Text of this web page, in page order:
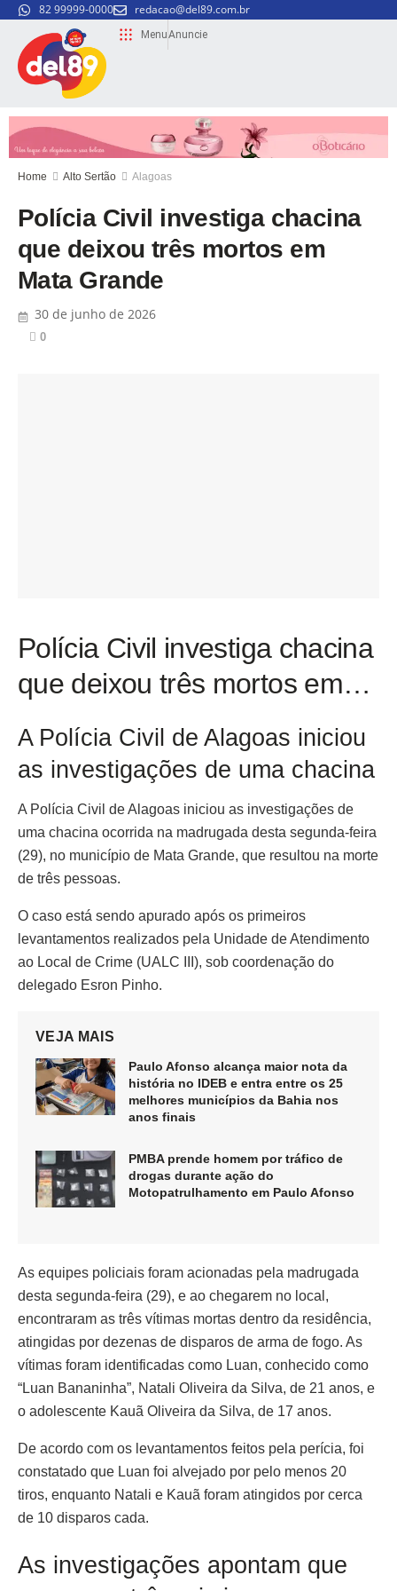
82 99999-0000 redacao@del89.com.br
MenuAnuncie
Home Alto Sertão Alagoas
Polícia Civil investiga chacina
que deixou três mortos em
Mata Grande
30 de junho de 2026
0
Polícia Civil investiga chacina
que deixou três mortos em…
A Polícia Civil de Alagoas iniciou
as investigações de uma chacina
A Polícia Civil de Alagoas iniciou as investigações de
uma chacina ocorrida na madrugada desta segunda-feira
(29), no município de Mata Grande, que resultou na morte
de três pessoas.
O caso está sendo apurado após os primeiros
levantamentos realizados pela Unidade de Atendimento
ao Local de Crime (UALC III), sob coordenação do
delegado Esron Pinho.
VEJA MAIS
Paulo Afonso alcança maior nota da
história no IDEB e entra entre os 25
melhores municípios da Bahia nos
anos finais
PMBA prende homem por tráfico de
drogas durante ação do
Motopatrulhamento em Paulo Afonso
As equipes policiais foram acionadas pela madrugada
desta segunda-feira (29), e ao chegarem no local,
encontraram as três vítimas mortas dentro da residência,
atingidas por dezenas de disparos de arma de fogo. As
vítimas foram identificadas como Luan, conhecido como
“Luan Bananinha”, Natali Oliveira da Silva, de 21 anos, e
o adolescente Kauã Oliveira da Silva, de 17 anos.
De acordo com os levantamentos feitos pela perícia, foi
constatado que Luan foi alvejado por pelo menos 20
tiros, enquanto Natali e Kauã foram atingidos por cerca
de 10 disparos cada.
As investigações apontam que